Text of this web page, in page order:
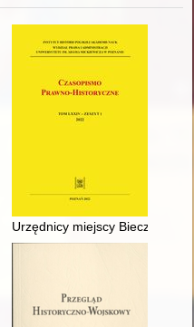
na tle przepowiadania
Urzędnicy miejscy Biecza do